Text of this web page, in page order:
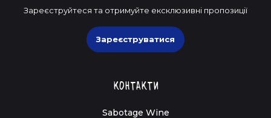
Зареєструйтеся та отримуйте ексклюзивні пропозиції
Зареєструватися
Контакти
Sabotage Wine